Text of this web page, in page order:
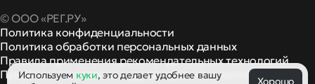
© ООО «РЕГ.РУ»
Политика конфиденциальности
Политика обработки персональных данных
Правила применения рекомендательных технологий
Правила пользования и другиеправила и политики
Используем куки, это делает удобнее вашу
Хорошо